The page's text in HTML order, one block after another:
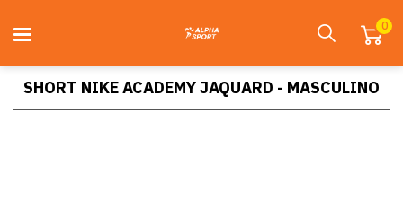
0
SHORT NIKE ACADEMY JAQUARD - MASCULINO